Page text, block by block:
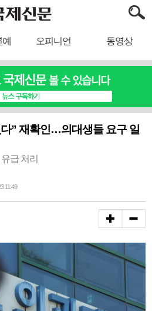
오피니언 동영상
” 재확인…의대생들 요구 일
급 처리
11:49